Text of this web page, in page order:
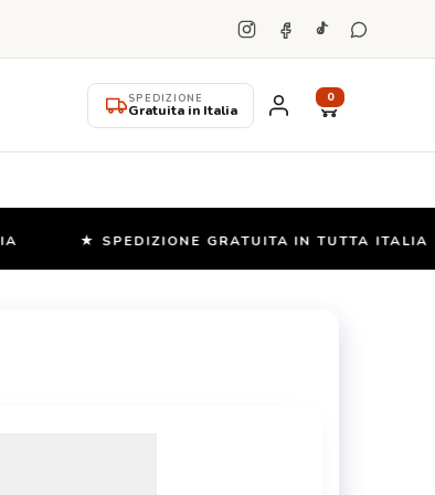
SPEDIZIONE
Gratuita in Italia
0
★ SPEDIZIONE GRATUITA IN TUTTA ITALIA